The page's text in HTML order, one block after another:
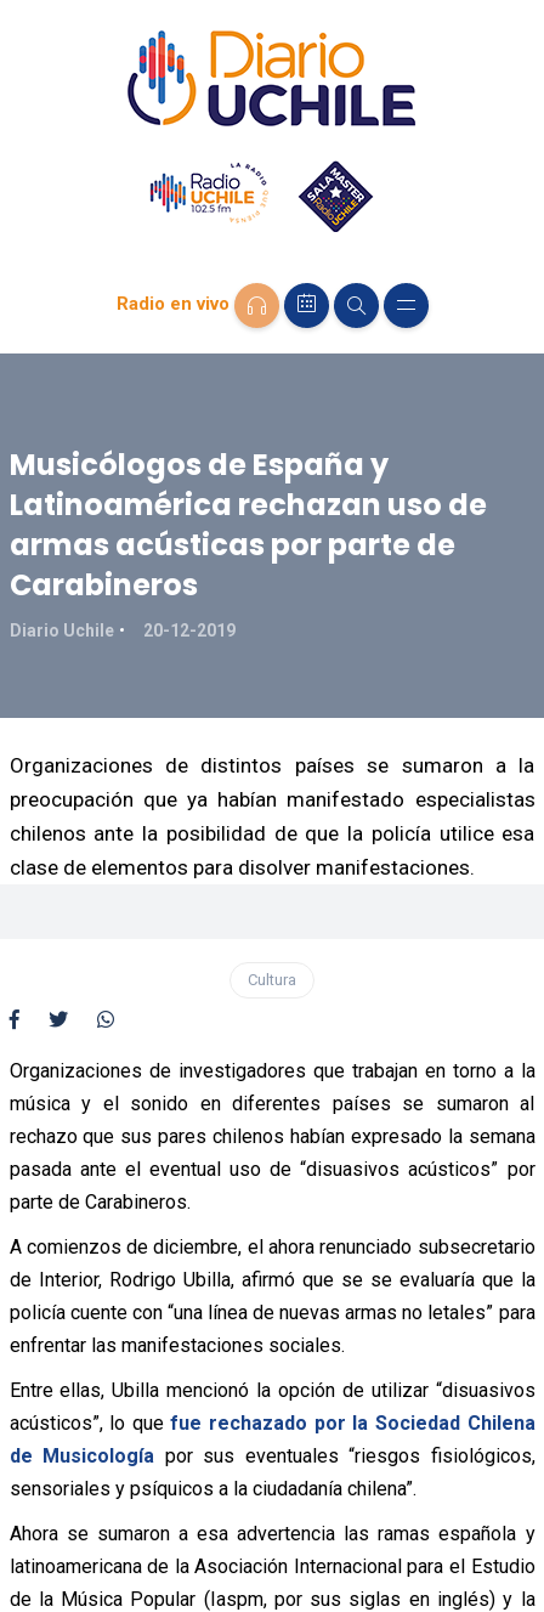
Radio en vivo
Musicólogos de España y
Latinoamérica rechazan uso de
armas acústicas por parte de
Carabineros
Diario Uchile 20-12-2019
Organizaciones de distintos países se sumaron a la
preocupación que ya habían manifestado especialistas
chilenos ante la posibilidad de que la policía utilice esa
clase de elementos para disolver manifestaciones.
Cultura
Organizaciones de investigadores que trabajan en torno a la
música y el sonido en diferentes países se sumaron al
rechazo que sus pares chilenos habían expresado la semana
pasada ante el eventual uso de “disuasivos acústicos” por
parte de Carabineros.
A comienzos de diciembre, el ahora renunciado subsecretario
de Interior, Rodrigo Ubilla, afirmó que se se evaluaría que la
policía cuente con “una línea de nuevas armas no letales” para
enfrentar las manifestaciones sociales.
Entre ellas, Ubilla mencionó la opción de utilizar “disuasivos
acústicos”, lo quefue rechazado por la Sociedad Chilena
de Musicología por sus eventuales “riesgos fisiológicos,
sensoriales y psíquicos a la ciudadanía chilena”.
Ahora se sumaron a esa advertencia las ramas española y
latinoamericana de la Asociación Internacional para el Estudio
de la Música Popular (Iaspm, por sus siglas en inglés) y la